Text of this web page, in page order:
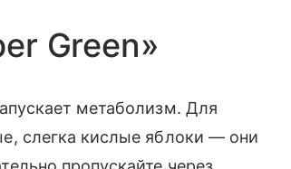
Green»
метаболизм. Для
слегка кислые яблоки — они